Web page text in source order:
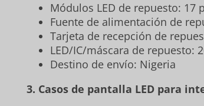
Módulos LED de repuesto: 17
Fuente de alimentación de
Tarjeta de recepción de
LED/IC/máscara de repuesto:
Destino de envío: Nigeria
3. Casos de pantalla LED para